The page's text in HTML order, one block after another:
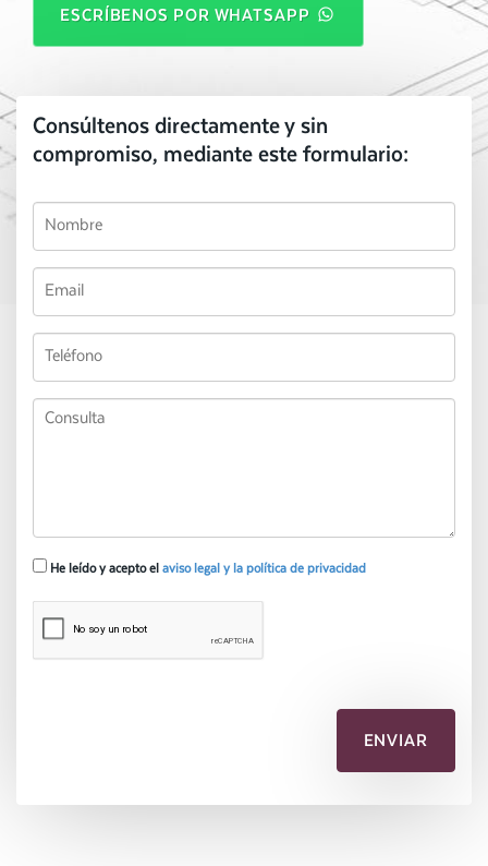
ESCRÍBENOS POR WHATSAPP
Consúltenos directamente y sin
compromiso, mediante este formulario:
He leído y acepto el aviso legal y la política de privacidad